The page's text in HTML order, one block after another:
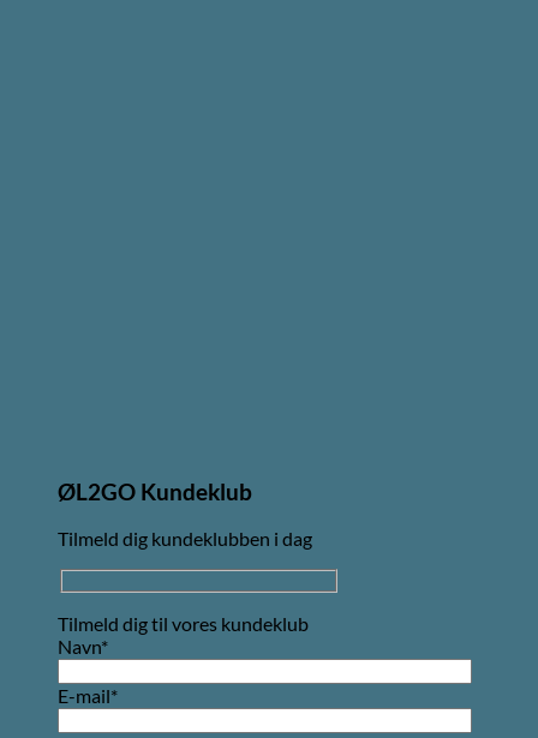
ØL2GO Kundeklub
Tilmeld dig kundeklubben i dag
Tilmeld dig til vores kundeklub
Navn*
E-mail*